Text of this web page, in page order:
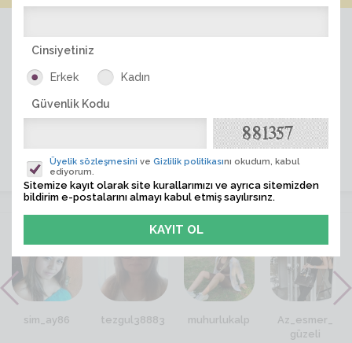
ÜYE ARA
VİTRİN
sim_ay86 tezgul38883 muhurlukalp
Az_esmer_
güzeli
Cinsiyetiniz
Erkek Kadın
Güvenlik Kodu
Üyelik sözleşmesini ve Gizlilik politikasını okudum, kabul
ediyorum.
Sitemize kayıt olarak site kurallarımızı ve ayrıca sitemizden
bildirim e-postalarını almayı kabul etmiş sayılırsınz.